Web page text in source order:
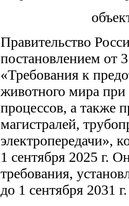
Правительство
постановлением от
«Требования к
животного мира
процессов, а также
магистралей,
электропередачи»,
1 сентября 2025 г.
требования,
до 1 сентября 2031 г.